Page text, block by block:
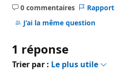
0 commentaires
Aucun
commentaire
Rapport
J’ai la même question
1 réponse
Trier par : Le plus utile